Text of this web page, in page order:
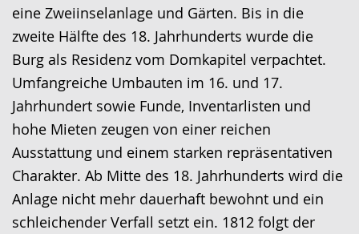
eine Zweiinselanlage und Gärten. Bis in die
zweite Hälfte des 18. Jahrhunderts wurde die
Burg als Residenz vom Domkapitel verpachtet.
Umfangreiche Umbauten im 16. und 17.
Jahrhundert sowie Funde, Inventarlisten und
hohe Mieten zeugen von einer reichen
Ausstattung und einem starken repräsentativen
Charakter. Ab Mitte des 18. Jahrhunderts wird die
Anlage nicht mehr dauerhaft bewohnt und ein
schleichender Verfall setzt ein. 1812 folgt der